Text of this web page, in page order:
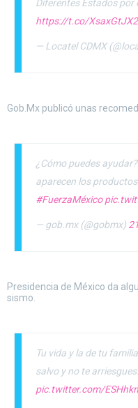
Diferentes Estados por
https://t.co/
— Locatel CDMX
Gob.Mx publicó unas
¿Cómo puedes
aparecen los
#FuerzaMéxico
— gob.mx (@gobmx)
Presidencia de México da
sismo.
Tu vida y la de tu
salvo y no te arriesgues.
pic.twitter.com/